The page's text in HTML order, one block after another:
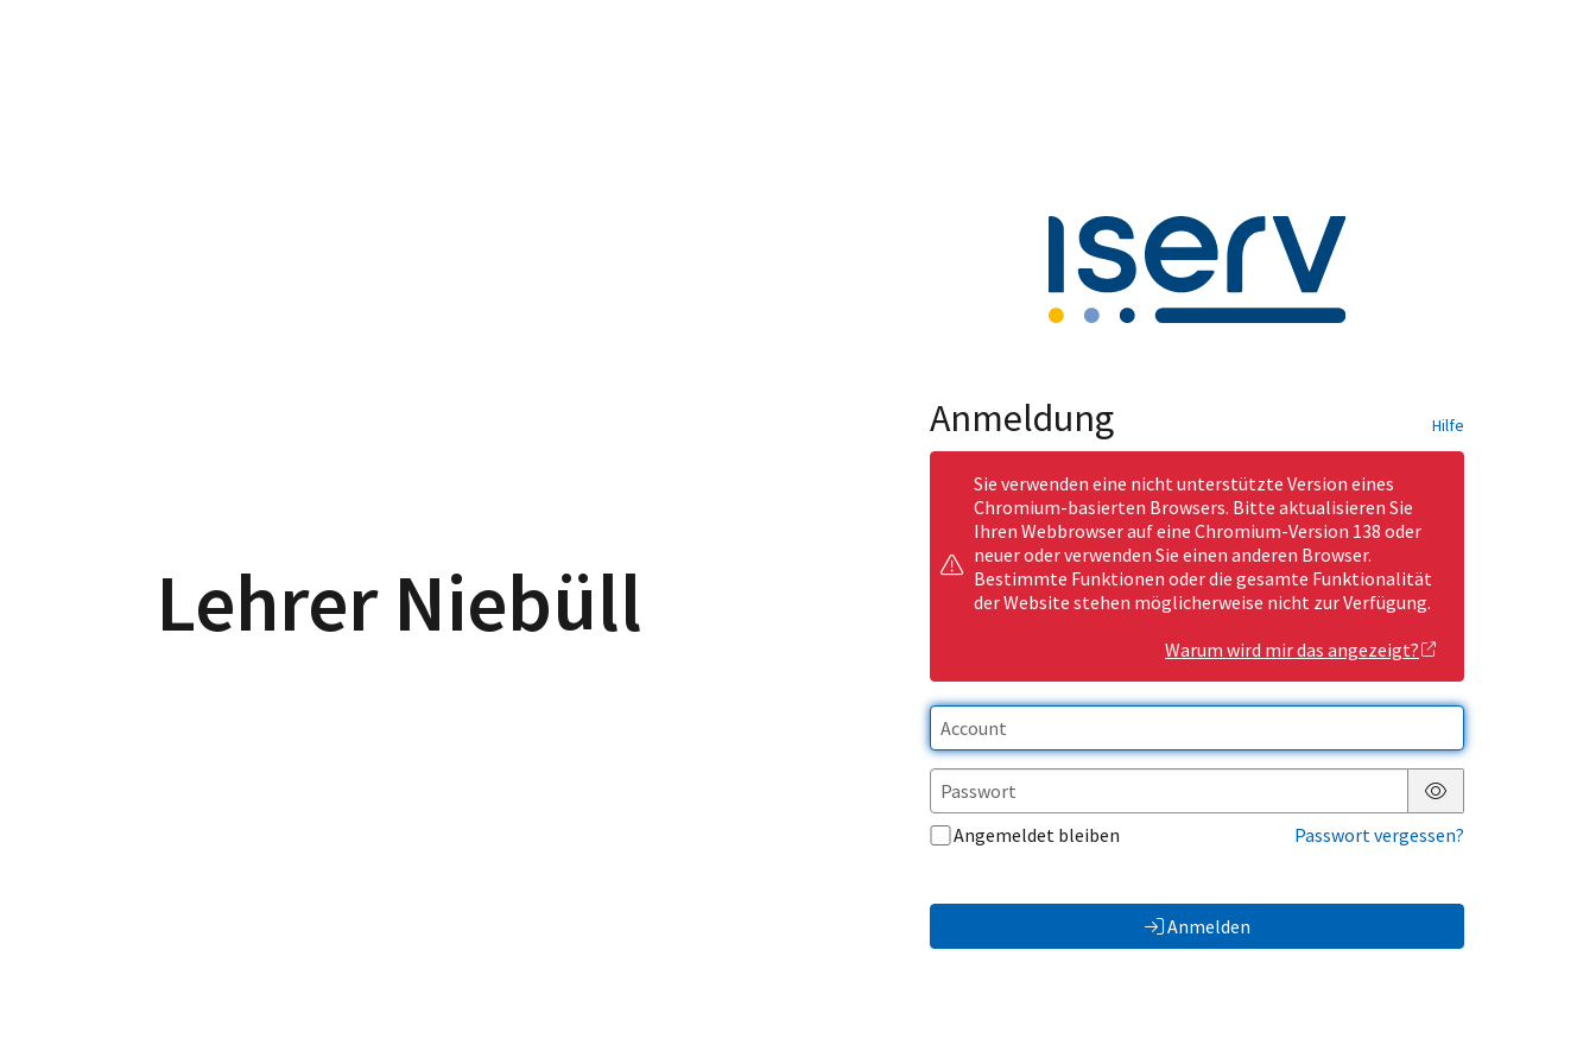
Lehrer Niebüll
Anmeldung Hilfe
Sie verwenden eine nicht unterstützte Version eines
Chromium-basierten Browsers. Bitte aktualisieren Sie
Ihren Webbrowser auf eine Chromium-Version 138 oder
neuer oder verwenden Sie einen anderen Browser.
Bestimmte Funktionen oder die gesamte Funktionalität
der Website stehen möglicherweise nicht zur Verfügung.
Warum wird mir das angezeigt?
Passwort anzeigen
Angemeldet bleiben
Passwort vergessen?
Anmelden